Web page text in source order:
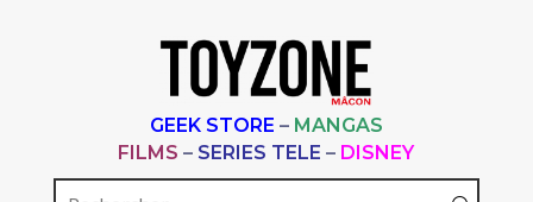
GEEK STORE – MANGAS
FILMS – SERIES TELE – DISNEY